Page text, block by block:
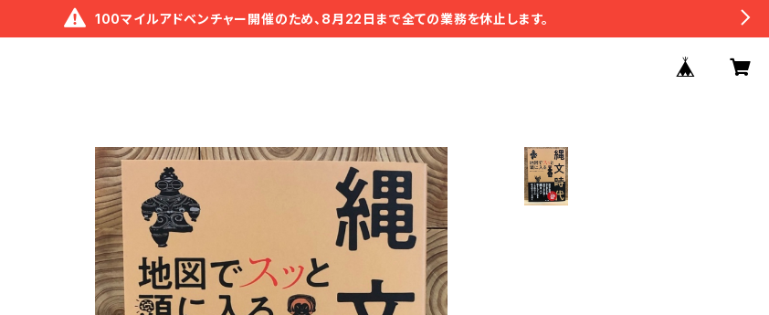
100マイルアドベンチャー開催のため、8月22日まで全ての業務を休止します。